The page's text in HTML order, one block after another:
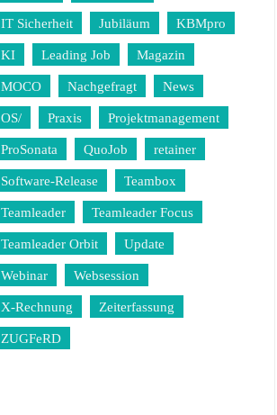
IT Sicherheit Jubiläum KBMpro
KI Leading Job Magazin
MOCO Nachgefragt News
OS/ Praxis Projektmanagement
ProSonata QuoJob retainer
Software-Release Teambox
Teamleader Teamleader Focus
Teamleader Orbit Update
Webinar Websession
X-Rechnung Zeiterfassung
ZUGFeRD